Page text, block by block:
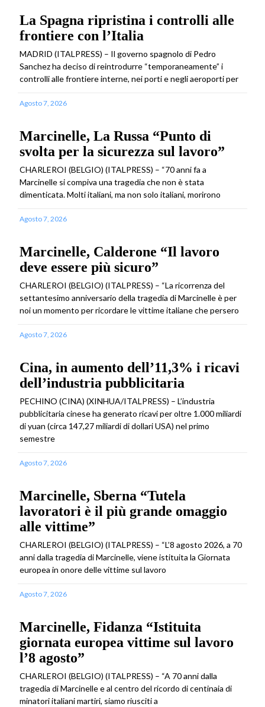
La Spagna ripristina i controlli alle
frontiere con l’Italia
MADRID (ITALPRESS) – Il governo spagnolo di Pedro
Sanchez ha deciso di reintrodurre “temporaneamente” i
controlli alle frontiere interne, nei porti e negli aeroporti per
Agosto 7, 2026
Marcinelle, La Russa “Punto di
svolta per la sicurezza sul lavoro”
CHARLEROI (BELGIO) (ITALPRESS) – “70 anni fa a
Marcinelle si compiva una tragedia che non è stata
dimenticata. Molti italiani, ma non solo italiani, morirono
Agosto 7, 2026
Marcinelle, Calderone “Il lavoro
deve essere più sicuro”
CHARLEROI (BELGIO) (ITALPRESS) – “La ricorrenza del
settantesimo anniversario della tragedia di Marcinelle è per
noi un momento per ricordare le vittime italiane che persero
Agosto 7, 2026
Cina, in aumento dell’11,3% i ricavi
dell’industria pubblicitaria
PECHINO (CINA) (XINHUA/ITALPRESS) – L’industria
pubblicitaria cinese ha generato ricavi per oltre 1.000 miliardi
di yuan (circa 147,27 miliardi di dollari USA) nel primo
semestre
Agosto 7, 2026
Marcinelle, Sberna “Tutela
lavoratori è il più grande omaggio
alle vittime”
CHARLEROI (BELGIO) (ITALPRESS) – “L’8 agosto 2026, a 70
anni dalla tragedia di Marcinelle, viene istituita la Giornata
europea in onore delle vittime sul lavoro
Agosto 7, 2026
Marcinelle, Fidanza “Istituita
giornata europea vittime sul lavoro
l’8 agosto”
CHARLEROI (BELGIO) (ITALPRESS) – “A 70 anni dalla
tragedia di Marcinelle e al centro del ricordo di centinaia di
minatori italiani martiri, siamo riusciti a